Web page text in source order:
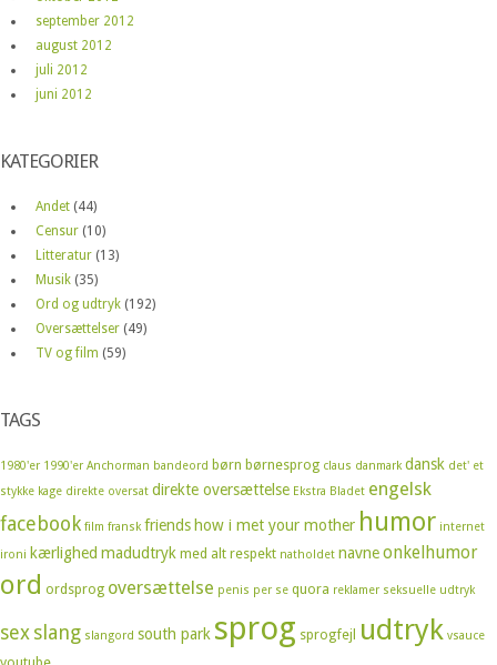
september 2012
august 2012
juli 2012
juni 2012
KATEGORIER
Andet (44)
Censur (10)
Litteratur (13)
Musik (35)
Ord og udtryk (192)
Oversættelser (49)
TV og film (59)
TAGS
1980'er 1990'er Anchorman bandeord børn børnesprog claus danmark dansk det' et
stykke kage direkte oversat direkte oversættelse Ekstra Bladet engelsk
facebook film fransk friends how i met your mother humor internet
ironi kærlighed madudtryk med alt respekt natholdet navneonkelhumor
ord ordsprog oversættelse penis per se quora reklamer seksuelle udtryk
sexslang slangord south park sprog sprogfejl udtryk vsauce